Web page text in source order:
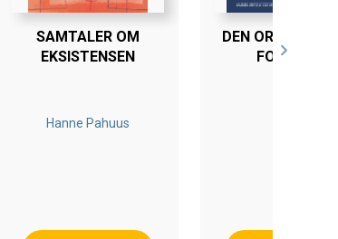
SAMTALER OM
EKSISTENSEN
Hanne Pahuus
DEN
FORMÅEN